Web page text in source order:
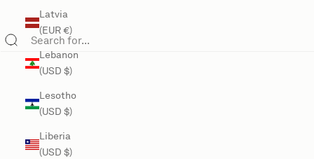
Latvia
(EUR €)
Lebanon
(USD $)
Lesotho
(USD $)
Liberia
(USD $)